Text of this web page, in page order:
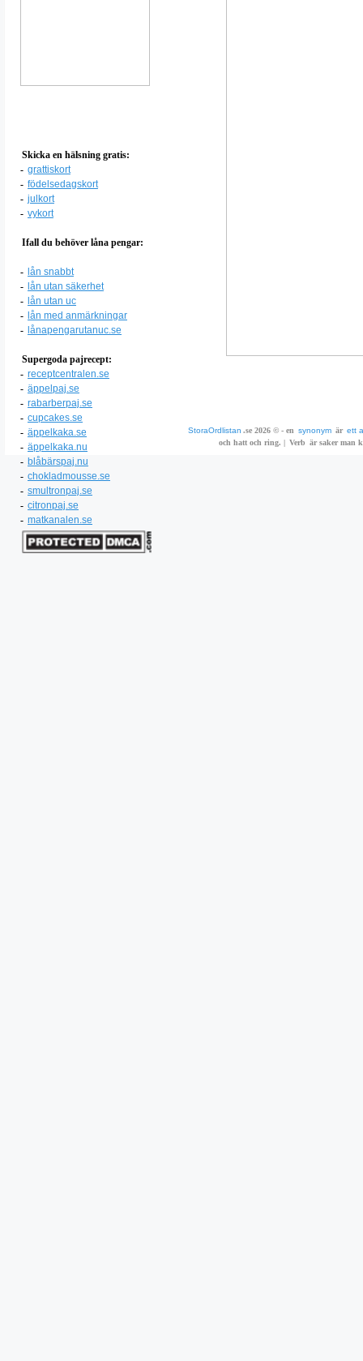
Skicka en hälsning gratis:
- grattiskort
- födelsedagskort
- julkort
- vykort
Ifall du behöver låna pengar:
- lån snabbt
- lån utan säkerhet
- lån utan uc
- lån med anmärkningar
- lånapengarutanuc.se
Supergoda pajrecept:
- receptcentralen.se
- äppelpaj.se
- rabarberpaj.se
- cupcakes.se
- äppelkaka.se
- äppelkaka.nu
- blåbärspaj.nu
- chokladmousse.se
- smultronpaj.se
- citronpaj.se
- matkanalen.se
StoraOrdlistan .se 2026 © - en synonym är ett
och hatt och ring. | Verb är saker man